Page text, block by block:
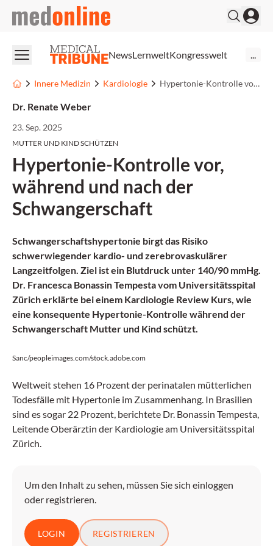
medonline
NewsLernweltKongresswelt
Innere Medizin Kardiologie Hypertonie-Kontrolle vor, während und nach der Schwangerschaft
Dr. Renate Weber
23. Sep. 2025
MUTTER UND KIND SCHÜTZEN
Hypertonie-Kontrolle vor,
während und nach der
Schwangerschaft
Schwangerschaftshypertonie birgt das Risiko
schwerwiegender kardio- und zerebrovaskulärer
Langzeitfolgen. Ziel ist ein Blutdruck unter 140/90 mmHg.
Dr. Francesca Bonassin Tempesta vom Universitätsspital
Zürich erklärte bei einem Kardiologie Review Kurs, wie
eine konsequente Hypertonie-Kontrolle während der
Schwangerschaft Mutter und Kind schützt.
Sanc/peopleimages.com/stock.adobe.com
Weltweit stehen 16 Prozent der perinatalen mütterlichen
Todesfälle mit Hypertonie im Zusammenhang. In Brasilien
sind es sogar 22 Prozent, berichtete Dr. Bonassin Tempesta,
Leitende Oberärztin der Kardiologie am Universitätsspital
Zürich.
Um den Inhalt zu sehen, müssen Sie sich einloggen
oder registrieren.
LOGIN REGISTRIEREN